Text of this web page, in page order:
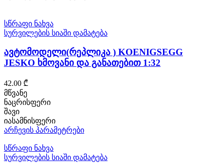
სწრაფი ნახვა
სურვილების სიაში დამატება
ავტომოდელი(რეპლიკა ) KOENIGSEGG
JESKO ხმოვანი და განათებით 1:32
42.00 ₾
მწვანე
ნაცრისფერი
შავი
იასამნისფერი
არჩევის პარამეტრებიThis
multiple
სწრაფი ნახვა
სურვილების სიაში დამატება